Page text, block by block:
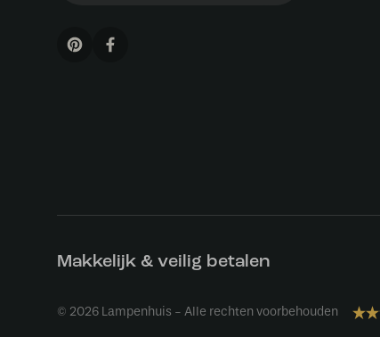
Makkelijk & veilig betalen
© 2026 Lampenhuis - Alle rechten voorbehouden